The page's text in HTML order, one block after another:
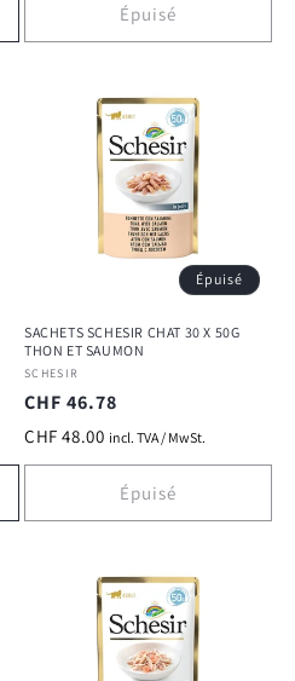
Épuisé
Épuisé
SACHETS SCHESIR CHAT 30 X 50G
THON ET SAUMON
Fournisseur :
SCHESIR
Prix
habituel
CHF 46.78
CHF 48.00 incl. TVA / MwSt.
Épuisé